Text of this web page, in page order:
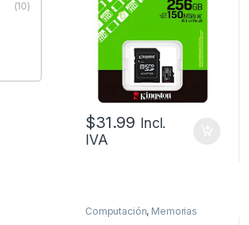
$31.99 Incl.
IVA
Computación, Memorias
(10)